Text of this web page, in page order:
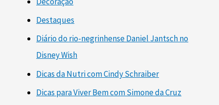
Destaques
Diário do rio-negrinhense Daniel Jantsch no
Disney Wish
Dicas da Nutri com Cindy Schraiber
Dicas para Viver Bem com Simone da Cruz